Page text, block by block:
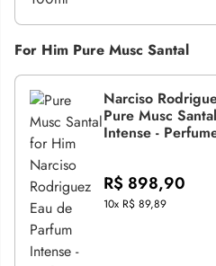
For Him Pure Musc Santal
Narciso
Pure Musc
Intense -
R$ 898,90
10x R$ 89,89